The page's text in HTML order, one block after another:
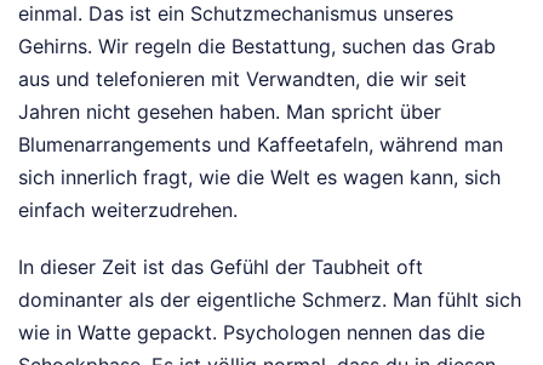
einmal. Das ist ein Schutzmechanismus unseres
Gehirns. Wir regeln die Bestattung, suchen das Grab
aus und telefonieren mit Verwandten, die wir seit
Jahren nicht gesehen haben. Man spricht über
Blumenarrangements und Kaffeetafeln, während man
sich innerlich fragt, wie die Welt es wagen kann, sich
einfach weiterzudrehen.
In dieser Zeit ist das Gefühl der Taubheit oft
dominanter als der eigentliche Schmerz. Man fühlt sich
wie in Watte gepackt. Psychologen nennen das die